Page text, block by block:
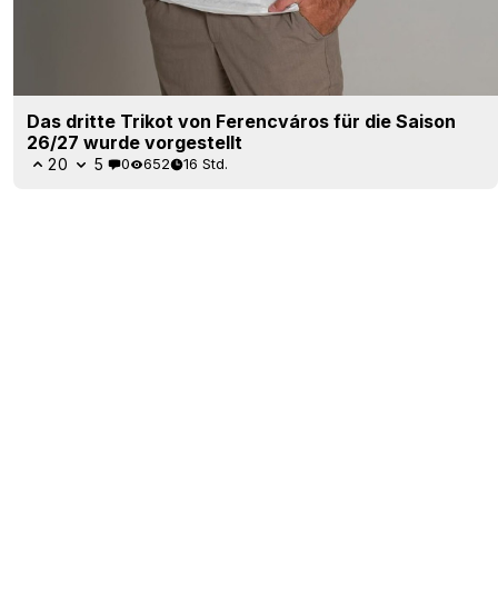
Das dritte Trikot von Ferencváros für die Saison
26/27 wurde vorgestellt
20 5 0 652 16 Std.